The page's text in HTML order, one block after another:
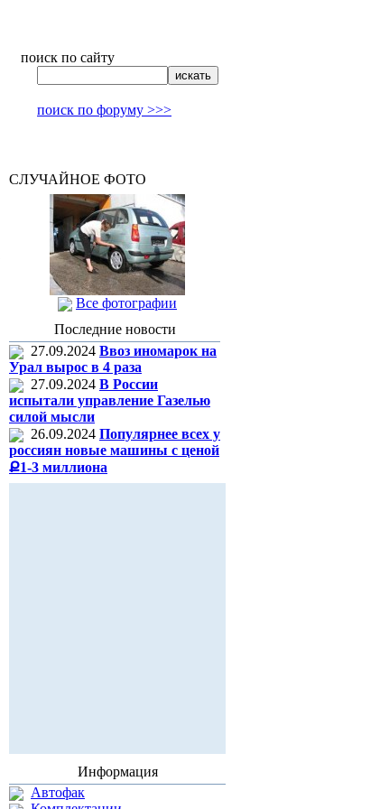
поиск по сайту
поиск по форуму >>>
СЛУЧАЙНОЕ ФОТО
Все фотографии
Последние новости
27.09.2024 Ввоз иномарок на
Урал вырос в 4 раза
27.09.2024 В России
испытали управление Газелью
силой мысли
26.09.2024 Популярнее всех у
россиян новые машины с ценой
Ք1-3 миллиона
Информация
Автофак